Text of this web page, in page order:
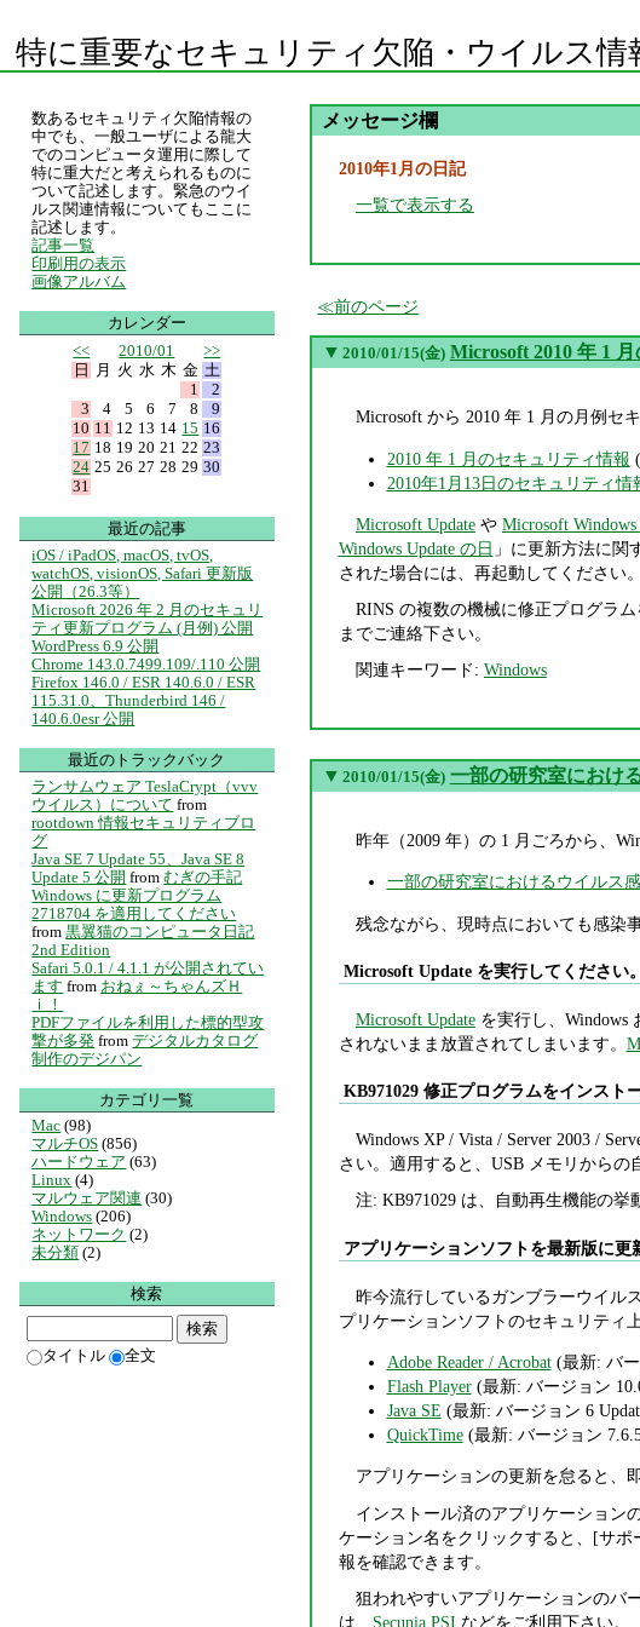
特に重要なセキュリティ欠陥・ウイルス情
メッセージ欄
2010年1月の日記
一覧で表示する
前のページ
▼ 2010/01/15(金) Microsoft 2010 年 1
Microsoft から 2010 年 1 月の月例セ
2010 年 1 月のセキュリティ情報
2010年1月13日のセキュリティ情
Microsoft Updateや Microsoft Windows
Windows Update の日 」に更新方法に関
された場合には、再起動してください。
RINS の複数の機械に修正プログラ
までご連絡下さい。
関連キーワード: Windows
▼ 2010/01/15(金) 一部の研究室におけ
昨年（2009 年）の 1 月ごろから、
一部の研究室におけるウイルス
残念ながら、現時点においても感染
Microsoft Update を実行してください。
Microsoft Updateを実行し、Windows
されないまま放置されてしまいます。
KB971029 修正プログラムをインスト
Windows XP / Vista / Server 2003 /
さい。適用すると、USB メモリから
注: KB971029 は、自動再生機能の挙
アプリケーションソフトを最新版に更
昨今流行しているガンブラーウイル
プリケーションソフトのセキュリティ
Adobe Reader / Acrobat(最新: バ
Flash Player(最新: バージョン
Java SE (最新: バージョン 6
QuickTime(最新: バージョン
アプリケーションの更新を怠ると、
インストール済のアプリケーション
ケーション名をクリックすると、[サ
報を確認できます。
狙われやすいアプリケーションのバ
は、 Secunia PSI などをご利用下さい。
数あるセキュリティ欠陥情報の
中でも、一般ユーザによる龍大
でのコンピュータ運用に際して
特に重大だと考えられるものに
ついて記述します。緊急のウイ
ルス関連情報についてもここに
記述します。
記事一覧
印刷用の表示
画像アルバム
カレンダー
<<
2010/01
>>
日
月 火 水 木 金 土
1
2
3
4 5 6 7 8
9
10 11 12 13 14 15 16
17 18 19 20 21 22 23
24 25 26 27 28 29 30
31
最近の記事
iOS / iPadOS, macOS, tvOS,
watchOS, visionOS, Safari 更新版
公開（26.3等）
Microsoft 2026 年 2 月のセキュリ
ティ更新プログラム (月例) 公開
WordPress 6.9 公開
Chrome 143.0.7499.109/.110 公開
Firefox 146.0 / ESR 140.6.0 / ESR
115.31.0、Thunderbird 146 /
140.6.0esr 公開
最近のトラックバック
ランサムウェア TeslaCrypt（vvv
ウイルス）について from
rootdown 情報セキュリティブロ
グ
Java SE 7 Update 55、Java SE 8
Update 5 公開 from むぎの手記
Windows に更新プログラム
2718704 を適用してください
from 黒翼猫のコンピュータ日記
2nd Edition
Safari 5.0.1 / 4.1.1 が公開されてい
ます from おねぇ～ちゃんズＨ
ｉ！
PDFファイルを利用した標的型攻
撃が多発 from デジタルカタログ
制作のデジパン
カテゴリ一覧
Mac (98)
マルチOS (856)
ハードウェア (63)
Linux (4)
マルウェア関連 (30)
Windows (206)
ネットワーク (2)
未分類 (2)
検索
タイトル 全文